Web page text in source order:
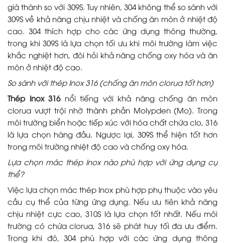
giá thành so với 309S. Tuy nhiên, 304 không thể so sánh với
309S về khả năng chịu nhiệt và chống ăn mòn ở nhiệt độ
cao. 304 thích hợp cho các ứng dụng thông thường,
trong khi 309S là lựa chọn tối ưu khi môi trường làm việc
khắc nghiệt hơn, đòi hỏi khả năng chống oxy hóa và ăn
mòn ở nhiệt độ cao.
So sánh với thép Inox 316 (chống ăn mòn clorua tốt hơn)
Thép Inox 316nổi tiếng với khả năng chống ăn mòn
clorua vượt trội nhờ thành phần Molypden (Mo). Trong
môi trường biển hoặc tiếp xúc với hóa chất chứa clo, 316
là lựa chọn hàng đầu. Ngược lại, 309S thể hiện tốt hơn
trong môi trường nhiệt độ cao và chống oxy hóa.
Lựa chọn mác thép Inox nào phù hợp với ứng dụng cụ
thể?
Việc lựa chọn mác thép Inox phù hợp phụ thuộc vào yêu
cầu cụ thể của từng ứng dụng. Nếu ưu tiên khả năng
chịu nhiệt cực cao, 310S là lựa chọn tốt nhất. Nếu môi
trường có chứa clorua, 316 sẽ phát huy tối đa ưu điểm.
Trong khi đó, 304 phù hợp với các ứng dụng thông